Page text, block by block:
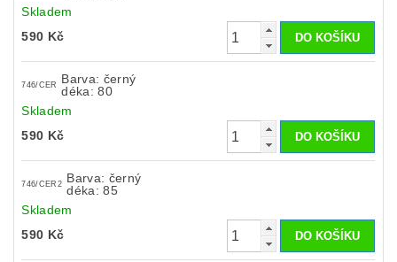
Skladem
590 Kč
746/CER
Barva: černý
déka: 80
Skladem
590 Kč
746/CER2
Barva: černý
déka: 85
Skladem
590 Kč